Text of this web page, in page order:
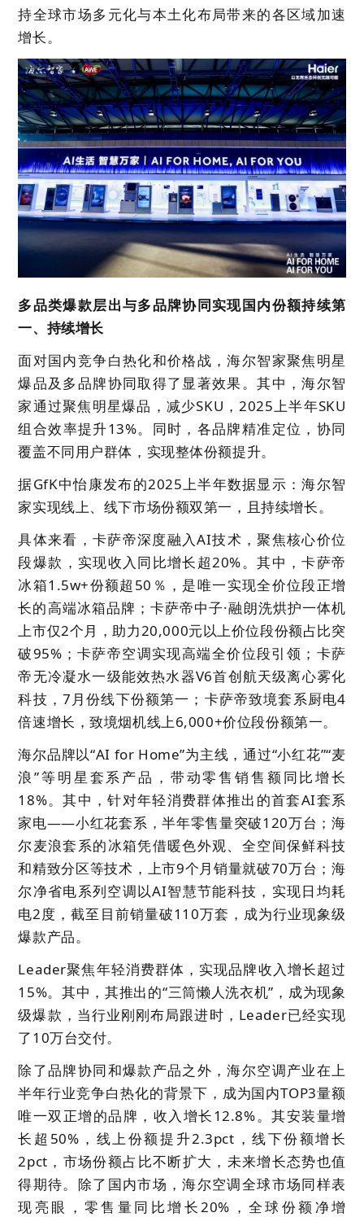
持全球市场多元化与本土化布局带来的各区域加速
增长。
多品类爆款层出与多品牌协同实现国内份额持续第
一、持续增长
面对国内竞争白热化和价格战，海尔智家聚焦明星
爆品及多品牌协同取得了显著效果。其中，海尔智
家通过聚焦明星爆品，减少SKU ，2025上半年SKU
组合效率提升13%。同时，各品牌精准定位，协同
覆盖不同用户群体，实现整体份额提升。
据GfK中怡康发布的2025上半年数据显示：海尔智
家实现线上、线下市场份额双第一，且持续增长。
具体来看，卡萨帝深度融入AI技术，聚焦核心价位
段爆款，实现收入同比增长超20%。其中，卡萨帝
冰箱1.5w+份额超50％，是唯一实现全价位段正增
长的高端冰箱品牌；卡萨帝中子·融朗洗烘护一体机
上市仅2个月，助力20,000元以上价位段份额占比突
破95%；卡萨帝空调实现高端全价位段引领；卡萨
帝无冷凝水一级能效热水器V6首创航天级离心雾化
科技，7月份线下份额第一；卡萨帝致境套系厨电4
倍速增长，致境烟机线上6,000+价位段份额第一。
海尔品牌以“AI for Home”为主线，通过“小红花”“麦
浪”等明星套系产品，带动零售销售额同比增长
18%。其中，针对年轻消费群体推出的首套AI套系
家电——小红花套系，半年零售量突破120万台；海
尔麦浪套系的冰箱凭借暖色外观、全空间保鲜科技
和精致分区等技术，上市9个月销量就破70万台；海
尔净省电系列空调以AI智慧节能科技，实现日均耗
电2度，截至目前销量破110万套，成为行业现象级
爆款产品。
Leader聚焦年轻消费群体，实现品牌收入增长超过
15%。其中，其推出的“三筒懒人洗衣机”，成为现象
级爆款，当行业刚刚布局跟进时，Leader已经实现
了10万台交付。
除了品牌协同和爆款产品之外，海尔空调产业在上
半年行业竞争白热化的背景下，成为国内TOP3量额
唯一双正增的品牌，收入增长12.8%。其安装量增
长超50%，线上份额提升2.3pct，线下份额增长
2pct，市场份额占比不断扩大，未来增长态势也值
得期待。除了国内市场，海尔空调全球市场同样表
现亮眼，零售量同比增长20%，全球份额净增